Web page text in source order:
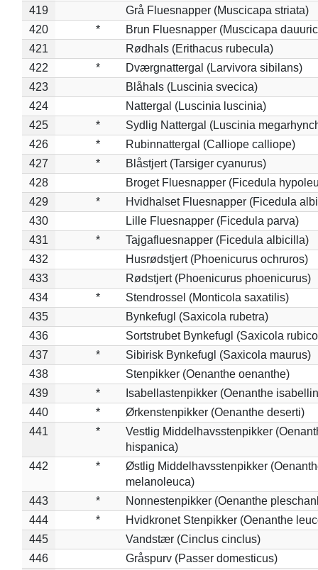
419
Grå Fluesnapper (Muscicapa striata)
420
*
Brun Fluesnapper (Muscicapa
421
Rødhals (Erithacus rubecula)
422
*
Dværgnattergal (Larvivora sibilans)
423
Blåhals (Luscinia svecica)
424
Nattergal (Luscinia luscinia)
425
*
Sydlig Nattergal (Luscinia
426
*
Rubinnattergal (Calliope calliope)
427
*
Blåstjert (Tarsiger cyanurus)
428
Broget Fluesnapper (Ficedula
429
*
Hvidhalset Fluesnapper (Ficedula
430
Lille Fluesnapper (Ficedula parva)
431
*
Tajgafluesnapper (Ficedula albicilla)
432
Husrødstjert (Phoenicurus ochruros)
433
Rødstjert (Phoenicurus phoenicurus)
434
*
Stendrossel (Monticola saxatilis)
435
Bynkefugl (Saxicola rubetra)
436
Sortstrubet Bynkefugl (Saxicola
437
*
Sibirisk Bynkefugl (Saxicola maurus)
438
Stenpikker (Oenanthe oenanthe)
439
*
Isabellastenpikker (Oenanthe
440
*
Ørkenstenpikker (Oenanthe deserti)
441
*
Vestlig Middelhavsstenpikker
hispanica)
442
*
Østlig Middelhavsstenpikker
melanoleuca)
443
*
Nonnestenpikker (Oenanthe
444
*
Hvidkronet Stenpikker (Oenanthe
445
Vandstær (Cinclus cinclus)
446
Gråspurv (Passer domesticus)